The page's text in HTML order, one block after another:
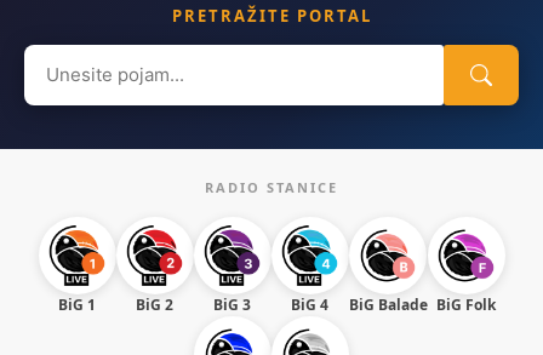
PRETRAŽITE PORTAL
Search
for:
RADIO STANICE
BiG 1 BiG 2 BiG 3 BiG 4 BiG Balade BiG Folk